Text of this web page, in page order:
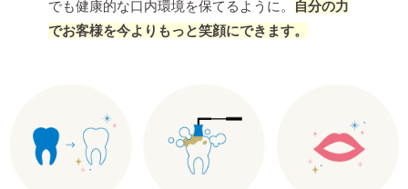
でも健康的な口内環境を保てるように。
自分の力
でお客様を今よりもっと笑顔にできます。